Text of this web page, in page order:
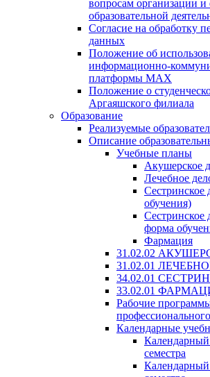
вопросам организации и
образовательной
Согласие на обработку
данных
Положение об
информационно-
платформы MAX
Положение о
Аргаяшского филиала
Образование
Реализуемые
Описание
Учебные планы
Акушерское
Лечебное
Сестринское
обучения)
Сестринское
форма
Фармация
31.02.02
31.02.01
34.02.01
33.02.01
Рабочие
Календарные
семестра